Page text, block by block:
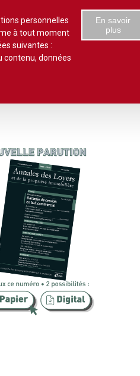
un numéro S'abonner
Urbanisme et
Vente immobilière
territoriales
Conclusions et
personnelles
à tout moment
suivantes :
contenu, données
En savoir
plus